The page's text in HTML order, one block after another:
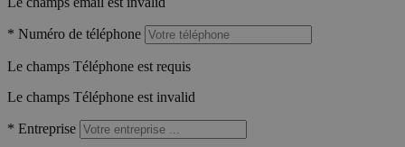
* Numéro de téléphone
Le champs Téléphone est requis
Le champs Téléphone est invalid
* Entreprise